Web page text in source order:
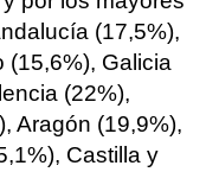
(17,5%),
(15,6%), Galicia
(22%),
Aragón (19,9%),
Castilla y